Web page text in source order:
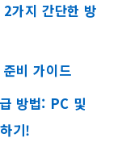
가지 간단한 방
비 가이드
방법: PC 및
기!